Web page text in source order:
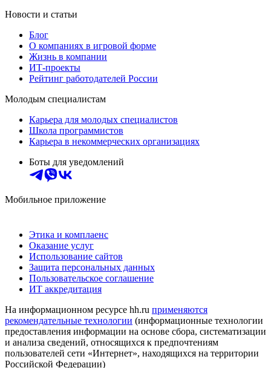
Новости и статьи
Блог
О компаниях в игровой форме
Жизнь в компании
ИТ-проекты
Рейтинг работодателей России
Молодым специалистам
Карьера для молодых специалистов
Школа программистов
Карьера в некоммерческих организациях
Боты для уведомлений
Мобильное приложение
Этика и комплаенс
Оказание услуг
Использование сайтов
Защита персональных данных
Пользовательское соглашение
ИТ аккредитация
На информационном ресурсе hh.ru применяются
рекомендательные технологии (информационные технологии
предоставления информации на основе сбора, систематизации
и анализа сведений, относящихся к предпочтениям
пользователей сети «Интернет», находящихся на территории
Российской Федерации)